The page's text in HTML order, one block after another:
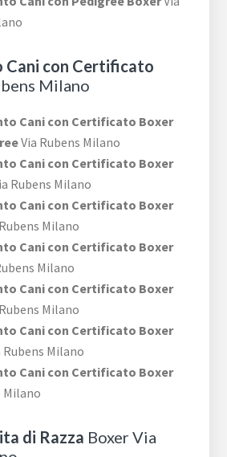
Cani con Certificato
Milano
Cani con Certificato Boxer
Via Rubens Milano
Cani con Certificato Boxer
Rubens Milano
Cani con Certificato Boxer
Milano
Cani con Certificato Boxer
Milano
Cani con Certificato Boxer
Milano
Cani con Certificato Boxer
Rubens Milano
Cani con Certificato Boxer
Milano
di Razza Boxer Via